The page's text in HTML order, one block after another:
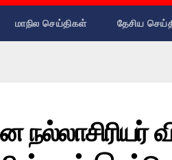
மாநில செய்திகள் தேசிய
நல்லாசிரியர்